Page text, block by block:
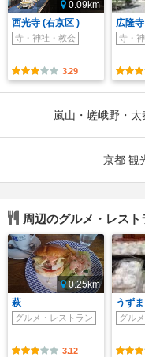
0.09km
西光寺 (右京区 )
寺・神社・教会
3.29
広隆寺
寺・
嵐山・嵯峨野・
京都 観
周辺のグルメ・レスト
0.25km
萩
グルメ・レストラン
3.12
うず
グル